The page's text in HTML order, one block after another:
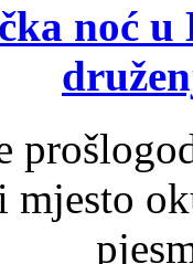
noć
mjesto